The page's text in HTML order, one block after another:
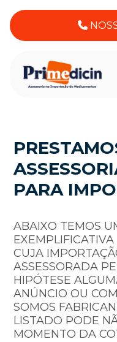
PARA
ABAIXO TEMOS
CUJA
ASSESSORADA
HIPÓTESE
ANÚNCIO OU
SOMOS
LISTADO PODE
MOMENTO DA